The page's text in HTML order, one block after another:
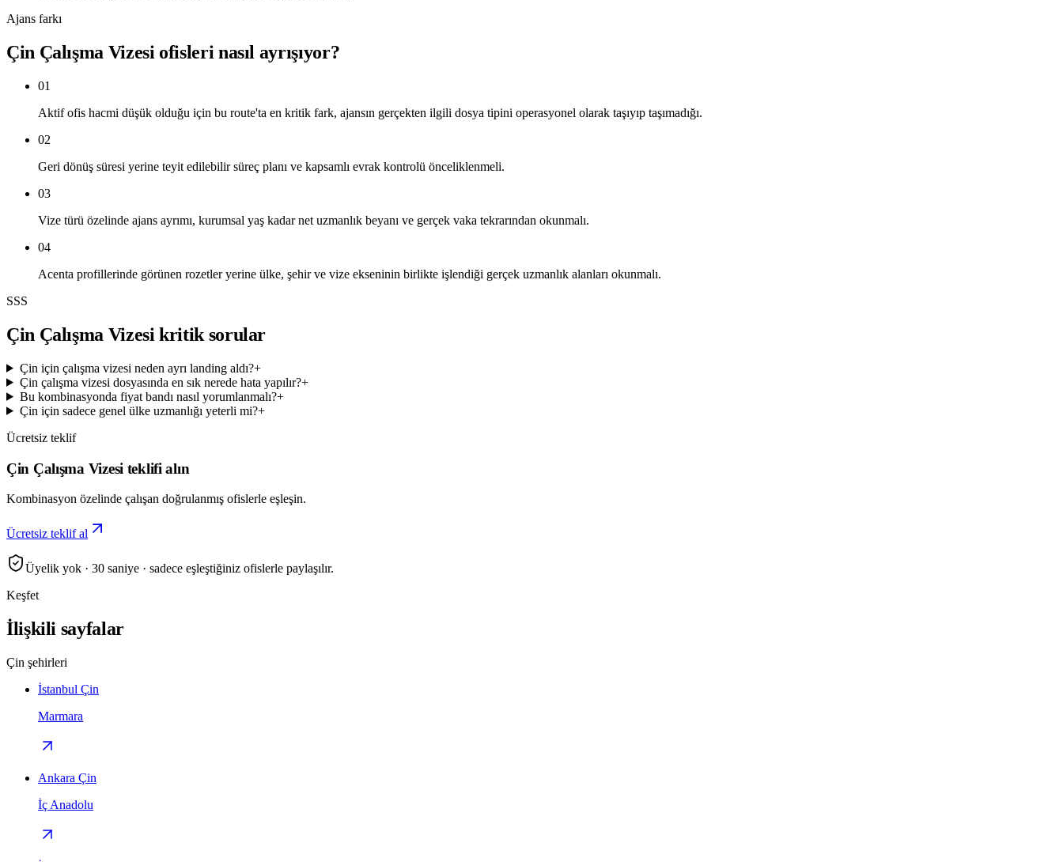
Ajans farkı
Çin Çalışma Vizesi ofisleri nasıl ayrışıyor?
01
Aktif ofis hacmi düşük olduğu için bu route'ta en kritik fark, ajansın gerçekten ilgili dosya tipini operasyonel olarak taşıyıp taşımadığı.
02
Geri dönüş süresi yerine teyit edilebilir süreç planı ve kapsamlı evrak kontrolü önceliklenmeli.
03
Vize türü özelinde ajans ayrımı, kurumsal yaş kadar net uzmanlık beyanı ve gerçek vaka tekrarından okunmalı.
04
Acenta profillerinde görünen rozetler yerine ülke, şehir ve vize ekseninin birlikte işlendiği gerçek uzmanlık alanları okunmalı.
SSS
Çin Çalışma Vizesi kritik sorular
Çin için çalışma vizesi neden ayrı landing aldı?+
Çin çalışma vizesi dosyasında en sık nerede hata yapılır?+
Bu kombinasyonda fiyat bandı nasıl yorumlanmalı?+
Çin için sadece genel ülke uzmanlığı yeterli mi?+
Ücretsiz teklif
Çin Çalışma Vizesi teklifi alın
Kombinasyon özelinde çalışan doğrulanmış ofislerle eşleşin.
Ücretsiz teklif al
Üyelik yok · 30 saniye · sadece eşleştiğiniz ofislerle paylaşılır.
Keşfet
İlişkili sayfalar
Çin şehirleri
İstanbul Çin
Marmara
Ankara Çin
İç Anadolu